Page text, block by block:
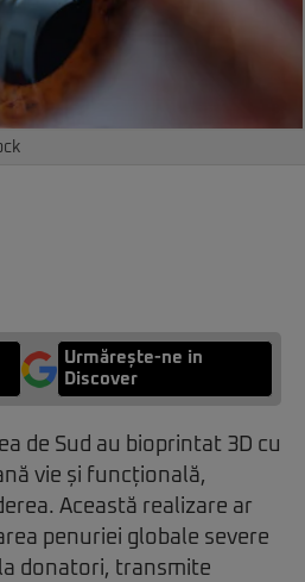
Urmărește-ne in
Discover
de Sud au bioprintat 3D cu
vie și funcțională,
Această realizare ar
penuriei globale severe
donatori, transmite